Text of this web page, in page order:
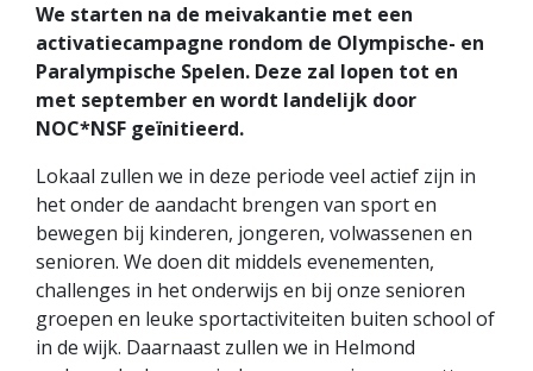
We starten na de meivakantie met een
activatiecampagne rondom de Olympische- en
Paralympische Spelen. Deze zal lopen tot en
met september en wordt landelijk door
NOC*NSF geïnitieerd.
Lokaal zullen we in deze periode veel actief zijn in
het onder de aandacht brengen van sport en
bewegen bij kinderen, jongeren, volwassenen en
senioren. We doen dit middels evenementen,
challenges in het onderwijs en bij onze senioren
groepen en leuke sportactiviteiten buiten school of
in de wijk. Daarnaast zullen we in Helmond